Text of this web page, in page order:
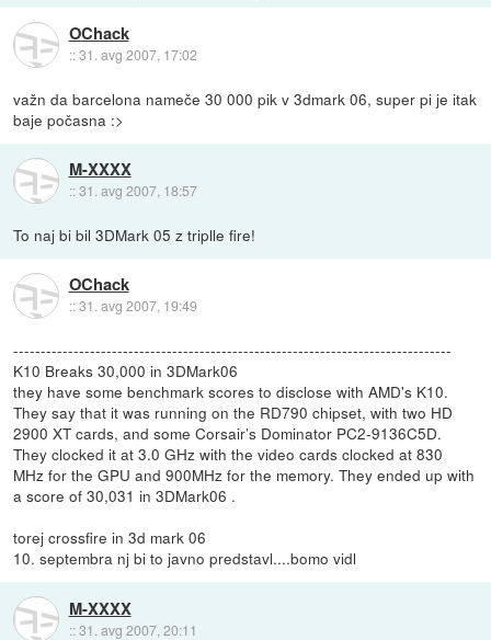
OChack
::31. avg 2007, 17:02
važn da barcelona nameče 30 000 pik v 3dmark 06, super pi je itak
baje počasna :>
M-XXXX
::31. avg 2007, 18:57
To naj bi bil 3DMark 05 z triplle fire!
OChack
::31. avg 2007, 19:49
--------------------------------------------------------------------------------
K10 Breaks 30,000 in 3DMark06
they have some benchmark scores to disclose with AMD's K10.
They say that it was running on the RD790 chipset, with two HD
2900 XT cards, and some Corsair’s Dominator PC2-9136C5D.
They clocked it at 3.0 GHz with the video cards clocked at 830
MHz for the GPU and 900MHz for the memory. They ended up with
a score of 30,031 in 3DMark06 .
torej crossfire in 3d mark 06
10. septembra nj bi to javno predstavl....bomo vidl
M-XXXX
::31. avg 2007, 20:11